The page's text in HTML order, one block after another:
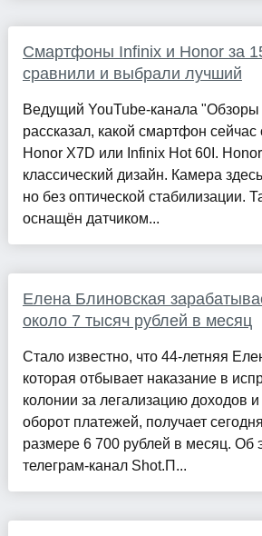
Смартфоны Infinix и Honor за
сравнили и выбрали лучший
Ведущий YouTube-канала "Обзоры
рассказал, какой смартфон сейчас
Honor X7D или Infinix Hot 60I.
классический дизайн. Камера
но без оптической стабилизации.
оснащён датчиком...
Елена Блиновская
около 7 тысяч рублей в месяц
Стало известно, что 44-летняя
которая отбывает наказание в
колонии за легализацию доходов
оборот платежей, получает
размере 6 700 рублей в месяц. Об
телеграм-канал Shot.П...